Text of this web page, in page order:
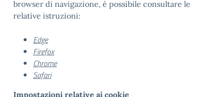
browser di navigazione, è possibile consultare le
relative istruzioni:
Edge
Firefox
Chrome
Safari
Impostazioni relative ai cookie